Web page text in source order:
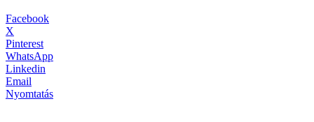
Facebook
X
Pinterest
WhatsApp
Linkedin
Email
Nyomtatás